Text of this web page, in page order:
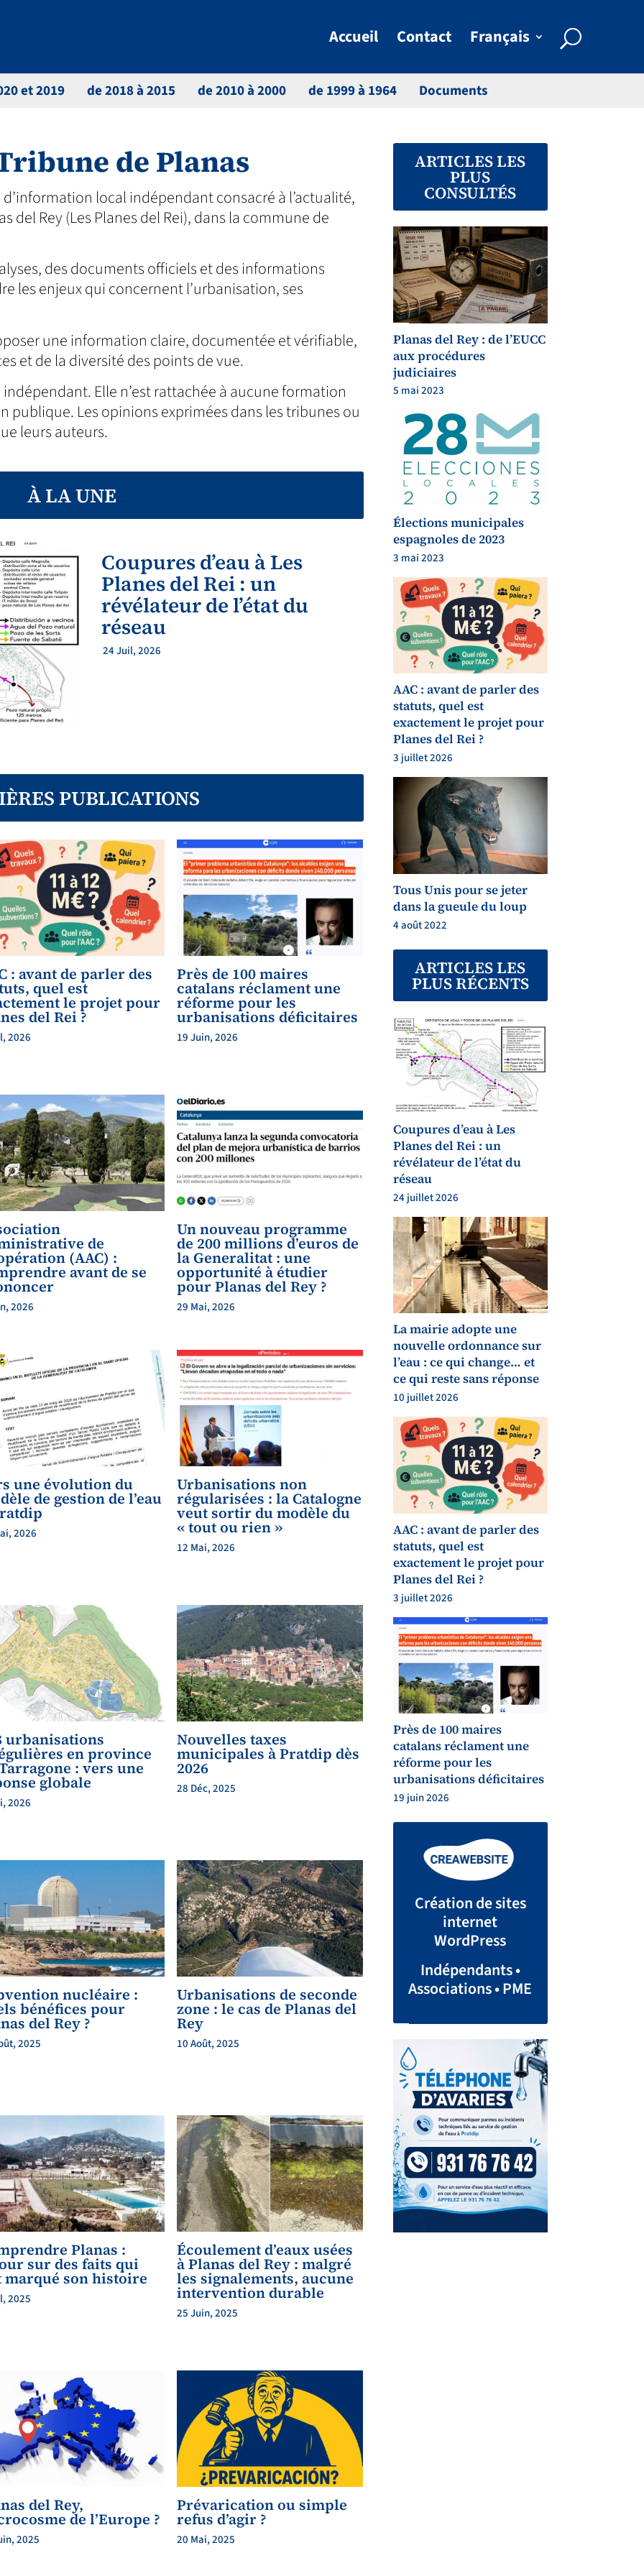
et 2019 de 2018 à 2015 de 2010 à 2000 de 1999 à 1964 Documents
Accueil Contact Français
de Planas
local indépendant consacré à l’actualité,
del Rey (Les Planes del Rei), dans la commune de
des documents officiels et des informations
les enjeux qui concernent l’urbanisation, ses
une information claire, documentée et vérifiable,
et de la diversité des points de vue.
Elle n’est rattachée à aucune formation
Les opinions exprimées dans les tribunes ou
leurs auteurs.
À LA UNE
Coupures d’eau à Les
Planes del Rei : un
révélateur de l’état du
réseau
24 Juil, 2026
PUBLICATIONS
: avant de parler des
quel est
le projet pour
del Rei ?
2026
de
(AAC) :
avant de se
2026
une évolution du
de gestion de l’eau
2026
urbanisations
en province
: vers une
globale
2026
nucléaire :
bénéfices pour
del Rey ?
2025
Planas :
sur des faits qui
marqué son histoire
2025
del Rey,
de l’Europe ?
2025
Près de 100 maires
catalans réclament une
réforme pour les
urbanisations déficitaires
19 Juin, 2026
Un nouveau programme
de 200 millions d’euros de
la Generalitat : une
opportunité à étudier
pour Planas del Rey ?
29 Mai, 2026
Urbanisations non
régularisées : la Catalogne
veut sortir du modèle du
« tout ou rien »
12 Mai, 2026
Nouvelles taxes
municipales à Pratdip dès
2026
28 Déc, 2025
Urbanisations de seconde
zone : le cas de Planas del
Rey
10 Août, 2025
Écoulement d’eaux usées
à Planas del Rey : malgré
les signalements, aucune
intervention durable
25 Juin, 2025
Prévarication ou simple
refus d’agir ?
20 Mai, 2025
ARTICLES LES
PLUS
CONSULTÉS
Planas del Rey : de l’EUCC
aux procédures
judiciaires
5 mai 2023
Élections municipales
espagnoles de 2023
3 mai 2023
AAC : avant de parler des
statuts, quel est
exactement le projet pour
Planes del Rei ?
3 juillet 2026
Tous Unis pour se jeter
dans la gueule du loup
4 août 2022
ARTICLES LES
PLUS RÉCENTS
Coupures d’eau à Les
Planes del Rei : un
révélateur de l’état du
réseau
24 juillet 2026
La mairie adopte une
nouvelle ordonnance sur
l’eau : ce qui change… et
ce qui reste sans réponse
10 juillet 2026
AAC : avant de parler des
statuts, quel est
exactement le projet pour
Planes del Rei ?
3 juillet 2026
Près de 100 maires
catalans réclament une
réforme pour les
urbanisations déficitaires
19 juin 2026
Création de sites
internet
WordPress
Indépendants •
Associations • PME